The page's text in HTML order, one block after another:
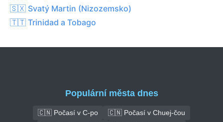
🇸🇽 Svatý Martin (Nizozemsko)
🇹🇹 Trinidad a Tobago
Populární města dnes
🇨🇳 Počasí v C-po
🇨🇳 Počasí v Chuej-čou